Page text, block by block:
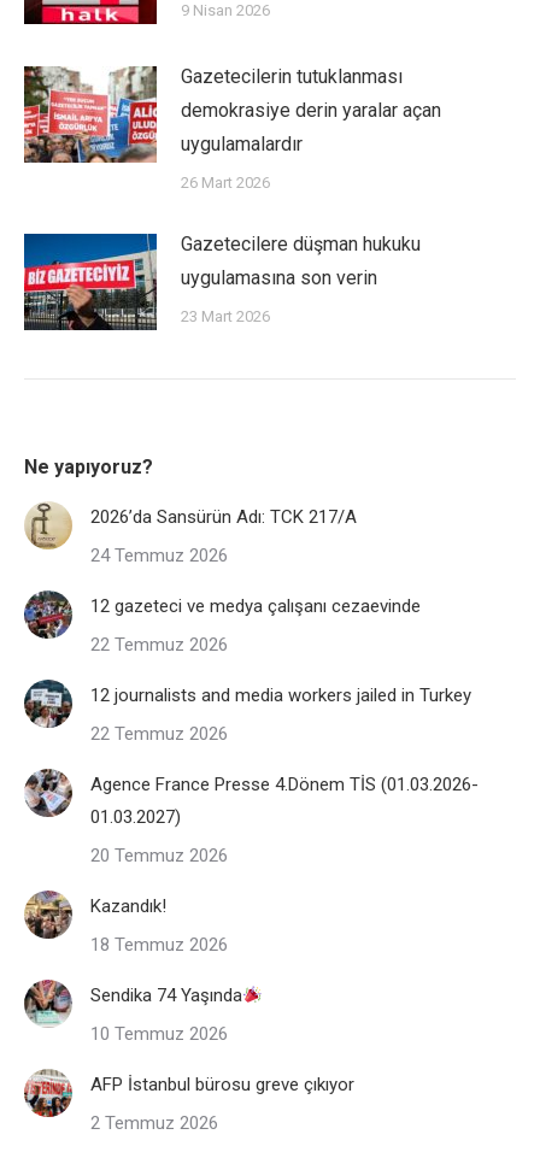
9 Nisan 2026
Gazetecilerin tutuklanması
demokrasiye derin yaralar açan
uygulamalardır
26 Mart 2026
Gazetecilere düşman hukuku
uygulamasına son verin
23 Mart 2026
Ne yapıyoruz?
2026’da Sansürün Adı: TCK 217/A
24 Temmuz 2026
12 gazeteci ve medya çalışanı cezaevinde
22 Temmuz 2026
12 journalists and media workers jailed in Turkey
22 Temmuz 2026
Agence France Presse 4.Dönem TİS (01.03.2026-
01.03.2027)
20 Temmuz 2026
Kazandık!
18 Temmuz 2026
Sendika 74 Yaşında
10 Temmuz 2026
AFP İstanbul bürosu greve çıkıyor
2 Temmuz 2026